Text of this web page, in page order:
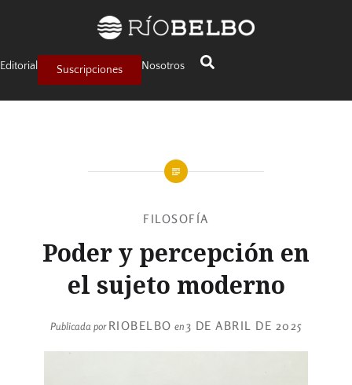
Editorial Suscripciones Nosotros
FILOSOFÍA
Poder y percepción en
el sujeto moderno
Publicada porRIOBELBO en3 DE ABRIL DE 2025